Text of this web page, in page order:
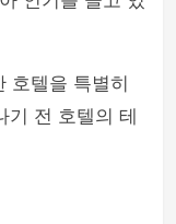
호텔을 특별히
기 전 호텔의 테